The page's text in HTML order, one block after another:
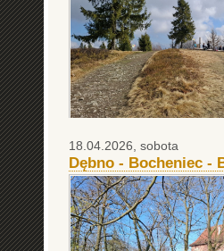
18.04.2026, sobota
Dębno - Bocheniec -